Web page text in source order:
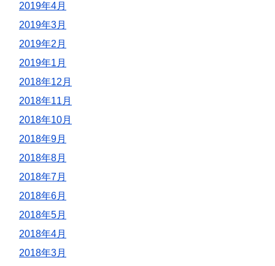
2019年4月
2019年3月
2019年2月
2019年1月
2018年12月
2018年11月
2018年10月
2018年9月
2018年8月
2018年7月
2018年6月
2018年5月
2018年4月
2018年3月